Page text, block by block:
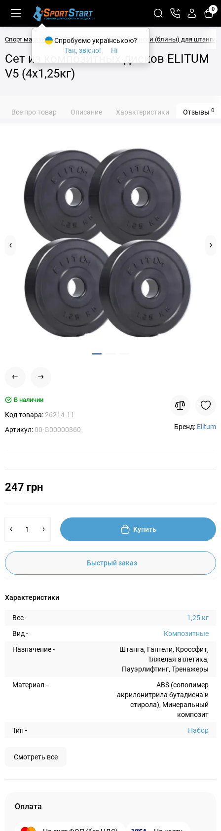
0
Спорт магазин SPORTSTART Атлетика Диски (блины) для штанги
Сет из композитных дисков ELITUM
V5 (4х1,25кг)
Все про товар Описание Характеристики Отзывы 0
В наличии
Код товара: 26214-11
Артикул: 00-G00000360 Бренд: Elitum
247 грн
Купить
Быстрый заказ
Характеристики
Вес -
1,25 кг
Вид -
Композитные
Назначение -
Штанга, Гантели, Кроссфит,
Тяжелая атлетика,
Пауэрлифтинг, Тренажеры
Материал -
ABS (сополимер
акрилонитрила бутадиена и
стирола), Минеральный
композит
Тип -
Набор
Смотреть все
Оплата
Спробуємо українською?
Так, звісно!
Ні